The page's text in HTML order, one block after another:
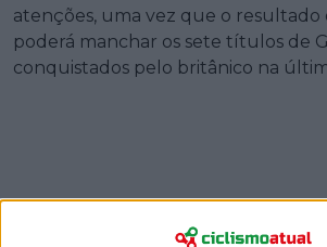
atenções, uma vez que o resultado
poderá manchar os sete títulos de
conquistados pelo britânico na